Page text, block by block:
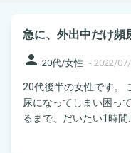
急に、外出中だけ頻
person 20代/女性 - 2022/
20代後半の女性です。
尿になってしまい困っています。 朝会社に
るまで、だいたい1時間